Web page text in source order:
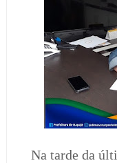
Na tarde da